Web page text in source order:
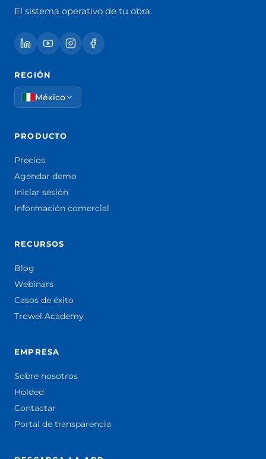
El sistema operativo de tu obra.
REGIÓN
México
PRODUCTO
Precios
Agendar demo
Iniciar sesión
Información comercial
RECURSOS
Blog
Webinars
Casos de éxito
Trowel Academy
EMPRESA
Sobre nosotros
Holded
Contactar
Portal de transparencia